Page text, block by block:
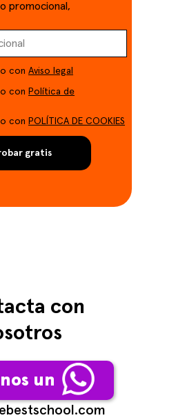
promocional,
con Aviso legal
con Política de
con POLÍTICA DE COOKIES
gratis
con
un